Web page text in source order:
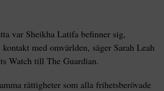
var Sheikha Latifa befinner sig,
med omvärlden, säger Sarah Leah
Watch till The Guardian.
rättigheter som alla frihetsberövade